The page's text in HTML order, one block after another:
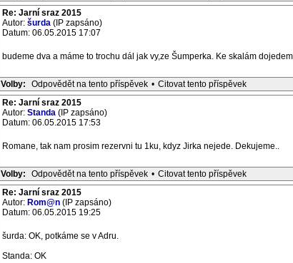
Re: Jarní sraz 2015
Autor: šurda (IP zapsáno)
Datum: 06.05.2015 17:07
budeme dva a máme to trochu dál jak vy,ze Šumperka. Ke skalám
Volby: Odpovědět na tento příspěvek • Citovat tento příspěvek
Re: Jarní sraz 2015
Autor: Standa (IP zapsáno)
Datum: 06.05.2015 17:53
Romane, tak nam prosim rezervni tu 1ku, kdyz Jirka nejede. Dekujeme..
Volby: Odpovědět na tento příspěvek • Citovat tento příspěvek
Re: Jarní sraz 2015
Autor: Rom@n (IP zapsáno)
Datum: 06.05.2015 19:25
šurda: OK, potkáme se v Adru.
Standa: OK